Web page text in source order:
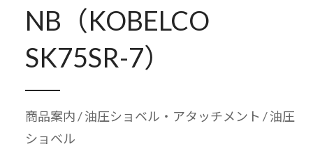
NB（KOBELCO
SK75SR-7）
商品案内/油圧ショベル・アタッチメント / 油圧
ショベル